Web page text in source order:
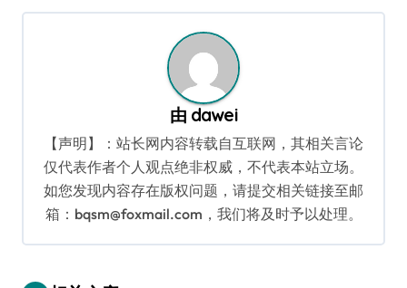
由 dawei
【声明】：站长网内容转载自互联网，其相关言论
仅代表作者个人观点绝非权威，不代表本站立场。
如您发现内容存在版权问题，请提交相关链接至邮
箱：bqsm@foxmail.com，我们将及时予以处理。